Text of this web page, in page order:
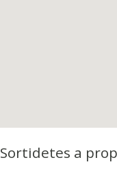
Sortidetes a